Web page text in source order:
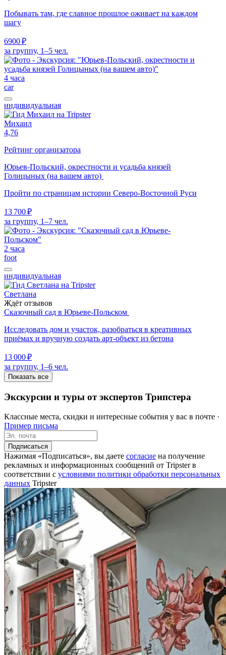
Побывать там, где славное прошлое оживает на каждом
шагу
6900 ₽
за группу, 1–5 чел.
4 часа
car
индивидуальная
Михаил
4,76
Рейтинг организатора
Юрьев-Польский, окрестности и усадьба князей
Голицыных (на вашем авто)
Пройти по страницам истории Северо-Восточной Руси
13 700 ₽
за группу, 1–7 чел.
2 часа
foot
индивидуальная
Светлана
Ждёт отзывов
Сказочный сад в Юрьеве-Польском
Исследовать дом и участок, разобраться в креативных
приёмах и вручную создать арт-объект из бетона
13 000 ₽
за группу, 1–6 чел.
Показать все
Экскурсии и туры от экспертов Трипстера
Классные места, скидки и интересные события у вас в почте ·
Пример письма
Подписаться
Нажимая «Подписаться», вы даете согласие на получение
рекламных и информационных сообщений от Tripster в
соответствии c условиями политики обработки персональных
данных Tripster